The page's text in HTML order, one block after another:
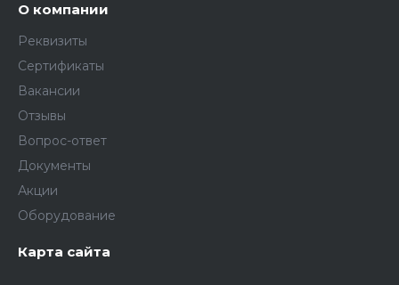
О компании
Реквизиты
Сертификаты
Вакансии
Отзывы
Вопрос-ответ
Документы
Акции
Оборудование
Карта сайта